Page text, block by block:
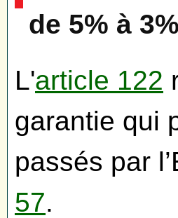
de 5% à 3%
L'article 122
garantie qui
passés par
57.